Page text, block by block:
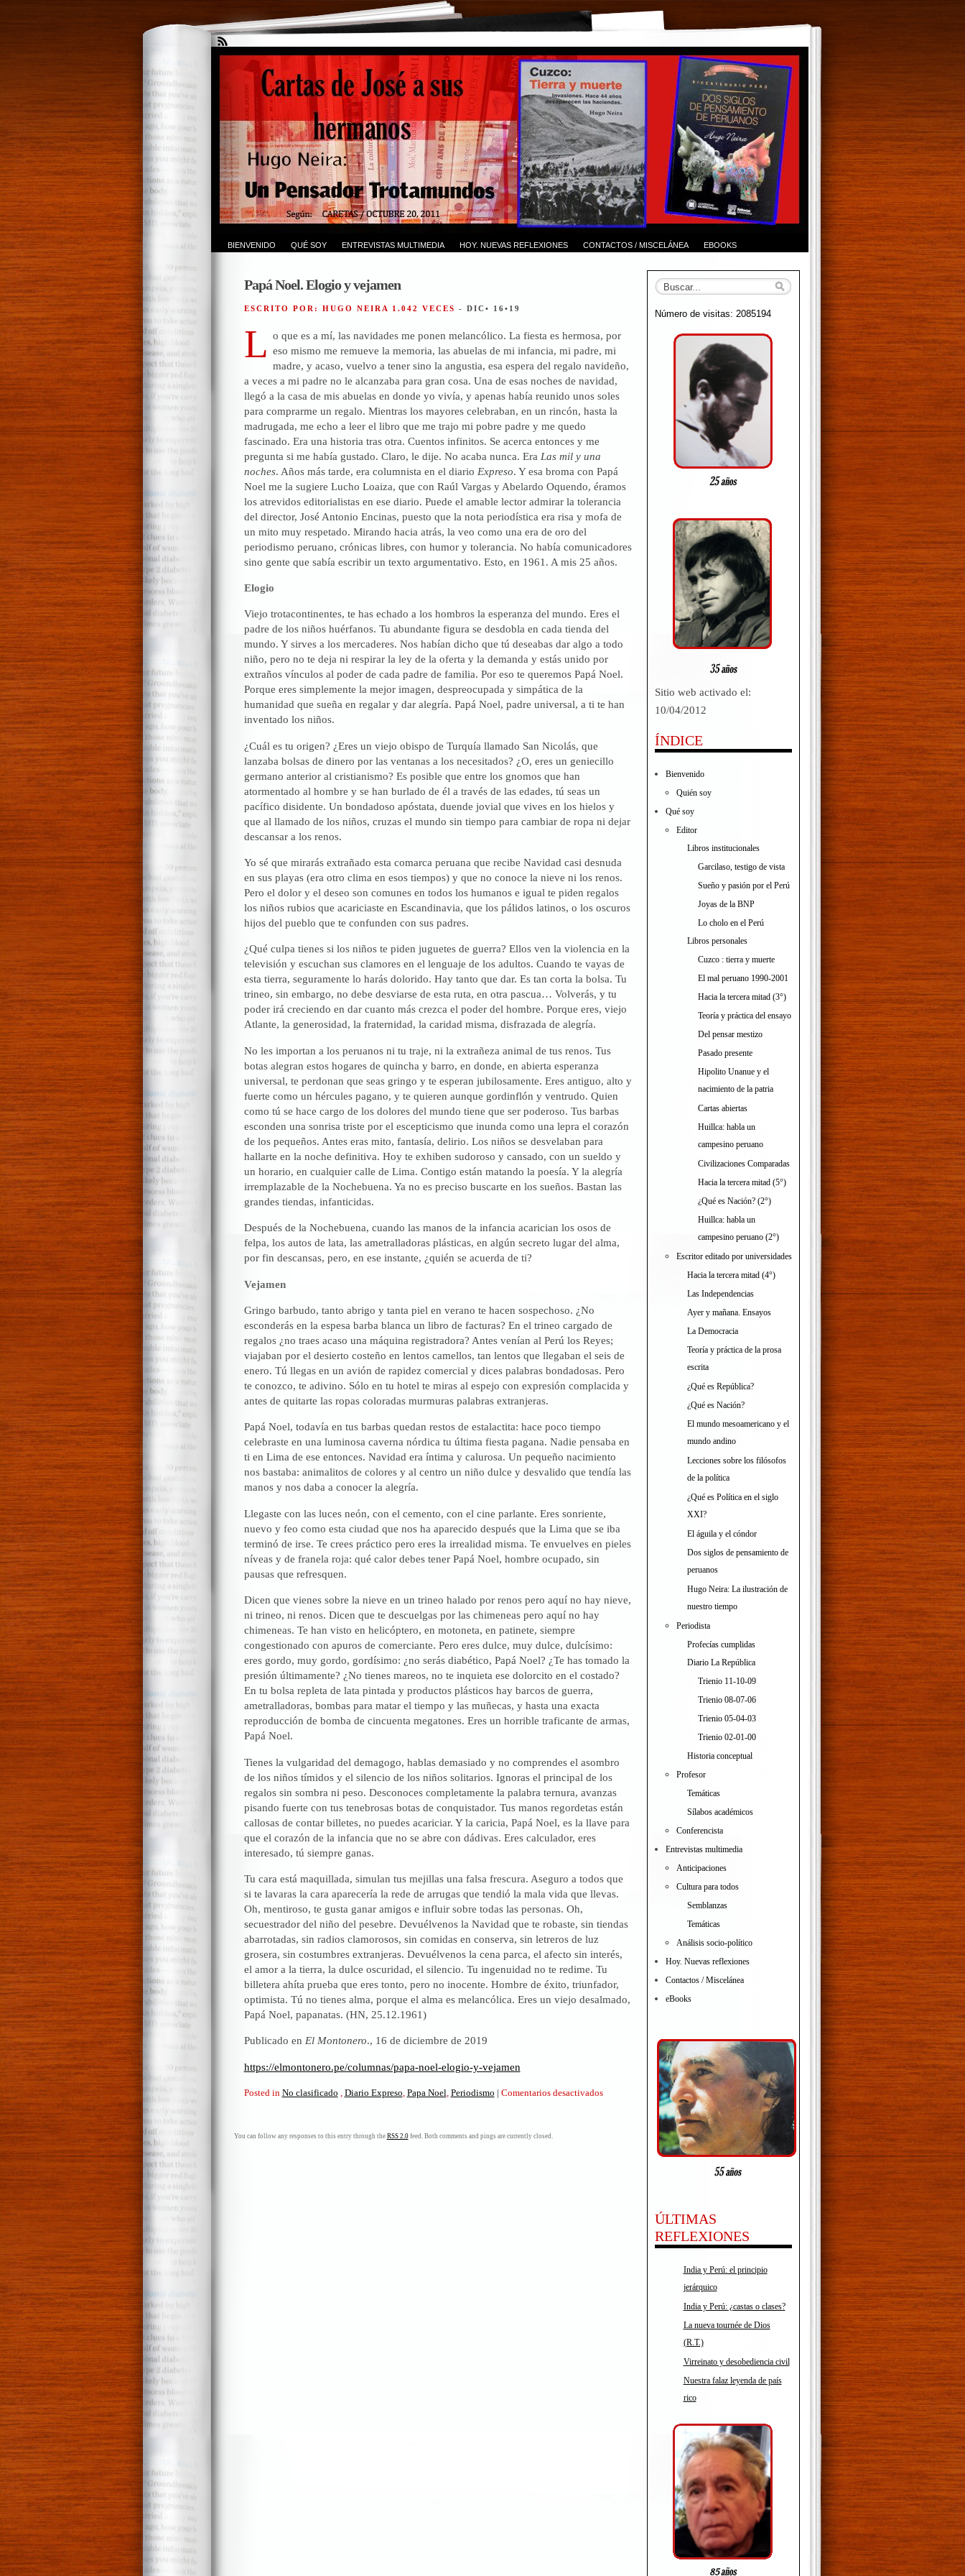
BIENVENIDO QUÉ SOY ENTREVISTAS MULTIMEDIA HOY. NUEVAS REFLEXIONES CONTACTOS / MISCELÁNEA EBOOKS
Papá Noel. Elogio y vejamen
ESCRITO POR: HUGO NEIRA 1.042 VECES - DIC• 16•19
L o que es a mí, las navidades me ponen melancólico. La fiesta es hermosa, por
eso mismo me remueve la memoria, las abuelas de mi infancia, mi padre, mi
madre, y acaso, vuelvo a tener sino la angustia, esa espera del regalo navideño,
a veces a mi padre no le alcanzaba para gran cosa. Una de esas noches de navidad,
llegó a la casa de mis abuelas en donde yo vivía, y apenas había reunido unos soles
para comprarme un regalo. Mientras los mayores celebraban, en un rincón, hasta la
madrugada, me echo a leer el libro que me trajo mi pobre padre y me quedo
fascinado. Era una historia tras otra. Cuentos infinitos. Se acerca entonces y me
pregunta si me había gustado. Claro, le dije. No acaba nunca. Era Las mil y una
noches. Años más tarde, era columnista en el diario Expreso. Y esa broma con Papá
Noel me la sugiere Lucho Loaiza, que con Raúl Vargas y Abelardo Oquendo, éramos
los atrevidos editorialistas en ese diario. Puede el amable lector admirar la tolerancia
del director, José Antonio Encinas, puesto que la nota periodística era risa y mofa de
un mito muy respetado. Mirando hacia atrás, la veo como una era de oro del
periodismo peruano, crónicas libres, con humor y tolerancia. No había comunicadores
sino gente que sabía escribir un texto argumentativo. Esto, en 1961. A mis 25 años.
Elogio
Viejo trotacontinentes, te has echado a los hombros la esperanza del mundo. Eres el
padre de los niños huérfanos. Tu abundante figura se desdobla en cada tienda del
mundo. Y sirves a los mercaderes. Nos habían dicho que tú deseabas dar algo a todo
niño, pero no te deja ni respirar la ley de la oferta y la demanda y estás unido por
extraños vínculos al poder de cada padre de familia. Por eso te queremos Papá Noel.
Porque eres simplemente la mejor imagen, despreocupada y simpática de la
humanidad que sueña en regalar y dar alegría. Papá Noel, padre universal, a ti te han
inventado los niños.
¿Cuál es tu origen? ¿Eres un viejo obispo de Turquía llamado San Nicolás, que
lanzaba bolsas de dinero por las ventanas a los necesitados? ¿O, eres un geniecillo
germano anterior al cristianismo? Es posible que entre los gnomos que han
atormentado al hombre y se han burlado de él a través de las edades, tú seas un
pacífico disidente. Un bondadoso apóstata, duende jovial que vives en los hielos y
que al llamado de los niños, cruzas el mundo sin tiempo para cambiar de ropa ni dejar
descansar a los renos.
Yo sé que mirarás extrañado esta comarca peruana que recibe Navidad casi desnuda
en sus playas (era otro clima en esos tiempos) y que no conoce la nieve ni los renos.
Pero el dolor y el deseo son comunes en todos los humanos e igual te piden regalos
los niños rubios que acariciaste en Escandinavia, que los pálidos latinos, o los oscuros
hijos del pueblo que te confunden con sus padres.
¿Qué culpa tienes si los niños te piden juguetes de guerra? Ellos ven la violencia en la
televisión y escuchan sus clamores en el lenguaje de los adultos. Cuando te vayas de
esta tierra, seguramente lo harás dolorido. Hay tanto que dar. Es tan corta la bolsa. Tu
trineo, sin embargo, no debe desviarse de esta ruta, en otra pascua… Volverás, y tu
poder irá creciendo en dar cuanto más crezca el poder del hombre. Porque eres, viejo
Atlante, la generosidad, la fraternidad, la caridad misma, disfrazada de alegría.
No les importan a los peruanos ni tu traje, ni la extrañeza animal de tus renos. Tus
botas alegran estos hogares de quincha y barro, en donde, en abierta esperanza
universal, te perdonan que seas gringo y te esperan jubilosamente. Eres antiguo, alto y
fuerte como un hércules pagano, y te quieren aunque gordinflón y ventrudo. Quien
como tú se hace cargo de los dolores del mundo tiene que ser poderoso. Tus barbas
esconden una sonrisa triste por el escepticismo que inunda como una lepra el corazón
de los pequeños. Antes eras mito, fantasía, delirio. Los niños se desvelaban para
hallarte en la noche definitiva. Hoy te exhiben sudoroso y cansado, con un sueldo y
un horario, en cualquier calle de Lima. Contigo están matando la poesía. Y la alegría
irremplazable de la Nochebuena. Ya no es preciso buscarte en los sueños. Bastan las
grandes tiendas, infanticidas.
Después de la Nochebuena, cuando las manos de la infancia acarician los osos de
felpa, los autos de lata, las ametralladoras plásticas, en algún secreto lugar del alma,
por fin descansas, pero, en ese instante, ¿quién se acuerda de ti?
Vejamen
Gringo barbudo, tanto abrigo y tanta piel en verano te hacen sospechoso. ¿No
esconderás en la espesa barba blanca un libro de facturas? En el trineo cargado de
regalos ¿no traes acaso una máquina registradora? Antes venían al Perú los Reyes;
viajaban por el desierto costeño en lentos camellos, tan lentos que llegaban el seis de
enero. Tú llegas en un avión de rapidez comercial y dices palabras bondadosas. Pero
te conozco, te adivino. Sólo en tu hotel te miras al espejo con expresión complacida y
antes de quitarte las ropas coloradas murmuras palabras extranjeras.
Papá Noel, todavía en tus barbas quedan restos de estalactita: hace poco tiempo
celebraste en una luminosa caverna nórdica tu última fiesta pagana. Nadie pensaba en
ti en Lima de ese entonces. Navidad era íntima y calurosa. Un pequeño nacimiento
nos bastaba: animalitos de colores y al centro un niño dulce y desvalido que tendía las
manos y nos daba a conocer la alegría.
Llegaste con las luces neón, con el cemento, con el cine parlante. Eres sonriente,
nuevo y feo como esta ciudad que nos ha aparecido después que la Lima que se iba
terminó de irse. Te crees práctico pero eres la irrealidad misma. Te envuelves en pieles
níveas y de franela roja: qué calor debes tener Papá Noel, hombre ocupado, sin
pausas que refresquen.
Dicen que vienes sobre la nieve en un trineo halado por renos pero aquí no hay nieve,
ni trineo, ni renos. Dicen que te descuelgas por las chimeneas pero aquí no hay
chimeneas. Te han visto en helicóptero, en motoneta, en patinete, siempre
congestionado con apuros de comerciante. Pero eres dulce, muy dulce, dulcísimo:
eres gordo, muy gordo, gordísimo: ¿no serás diabético, Papá Noel? ¿Te has tomado la
presión últimamente? ¿No tienes mareos, no te inquieta ese dolorcito en el costado?
En tu bolsa repleta de lata pintada y productos plásticos hay barcos de guerra,
ametralladoras, bombas para matar el tiempo y las muñecas, y hasta una exacta
reproducción de bomba de cincuenta megatones. Eres un horrible traficante de armas,
Papá Noel.
Tienes la vulgaridad del demagogo, hablas demasiado y no comprendes el asombro
de los niños tímidos y el silencio de los niños solitarios. Ignoras el principal de los
regalos sin sombra ni peso. Desconoces completamente la palabra ternura, avanzas
pisando fuerte con tus tenebrosas botas de conquistador. Tus manos regordetas están
callosas de contar billetes, no puedes acariciar. Y la caricia, Papá Noel, es la llave para
que el corazón de la infancia que no se abre con dádivas. Eres calculador, eres
interesado, tú siempre ganas.
Tu cara está maquillada, simulan tus mejillas una falsa frescura. Aseguro a todos que
si te lavaras la cara aparecería la rede de arrugas que tendió la mala vida que llevas.
Oh, mentiroso, te gusta ganar amigos e influir sobre todas las personas. Oh,
secuestrador del niño del pesebre. Devuélvenos la Navidad que te robaste, sin tiendas
abarrotadas, sin radios clamorosos, sin comidas en conserva, sin letreros de luz
grosera, sin costumbres extranjeras. Devuélvenos la cena parca, el afecto sin interés,
el amor a la tierra, la dulce oscuridad, el silencio. Tu ingenuidad no te redime. Tu
billetera ahíta prueba que eres tonto, pero no inocente. Hombre de éxito, triunfador,
optimista. Tú no tienes alma, porque el alma es melancólica. Eres un viejo desalmado,
Papá Noel, papanatas. (HN, 25.12.1961)
Publicado en El Montonero., 16 de diciembre de 2019
https://elmontonero.pe/columnas/papa-noel-elogio-y-vejamen
Posted in No clasificado , Diario Expreso, Papa Noel, Periodismo | Comentarios desactivadosen
You can follow any responses to this entry through the RSS 2.0feed. Both comments and pings are currently closed.
Número de visitas: 2085194
Sitio web activado el:
10/04/2012
ÍNDICE
Bienvenido
Quién soy
Qué soy
Editor
Libros institucionales
Garcilaso, testigo de vista
Sueño y pasión por el Perú
Joyas de la BNP
Lo cholo en el Perú
Libros personales
Cuzco : tierra y muerte
El mal peruano 1990-2001
Hacia la tercera mitad (3°)
Teoría y práctica del ensayo
Del pensar mestizo
Pasado presente
Hipolito Unanue y el
nacimiento de la patria
Cartas abiertas
Huillca: habla un
campesino peruano
Civilizaciones Comparadas
Hacia la tercera mitad (5°)
¿Qué es Nación? (2°)
Huillca: habla un
campesino peruano (2°)
Escritor editado por universidades
Hacia la tercera mitad (4°)
Las Independencias
Ayer y mañana. Ensayos
La Democracia
Teoría y práctica de la prosa
escrita
¿Qué es República?
¿Qué es Nación?
El mundo mesoamericano y el
mundo andino
Lecciones sobre los filósofos
de la política
¿Qué es Política en el siglo
XXI?
El águila y el cóndor
Dos siglos de pensamiento de
peruanos
Hugo Neira: La ilustración de
nuestro tiempo
Periodista
Profecías cumplidas
Diario La República
Trienio 11-10-09
Trienio 08-07-06
Trienio 05-04-03
Trienio 02-01-00
Historia conceptual
Profesor
Temáticas
Sílabos académicos
Conferencista
Entrevistas multimedia
Anticipaciones
Cultura para todos
Semblanzas
Temáticas
Análisis socio-político
Hoy. Nuevas reflexiones
Contactos / Miscelánea
eBooks
ÚLTIMAS
REFLEXIONES
India y Perú: el principio
jerárquico
India y Perú: ¿castas o clases?
La nueva tournée de Dios
(R.T.)
Virreinato y desobediencia civil
Nuestra falaz leyenda de país
rico